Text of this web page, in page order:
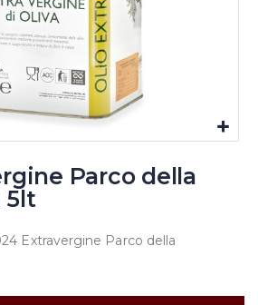
Parco della
5lt
Extravergine Parco della